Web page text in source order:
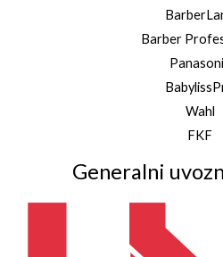
Barber
Wahl
FKF
Generalni